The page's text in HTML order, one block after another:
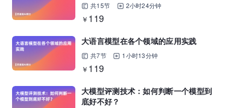
共15节 2小时24分钟
￥ 119
大语言模型在各个领域的应用实践
共7节 1小时13分钟
￥ 119
大模型评测技术：如何判断一个模型到
底好不好？